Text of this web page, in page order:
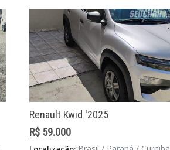
Renault Kwid '2025
R$ 59.000